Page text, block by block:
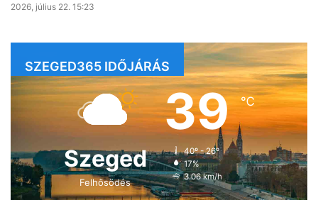
2026, július 22. 15:23
SZEGED365 IDŐJÁRÁS
Szeged
Felhősödés
39℃
40º - 26º
17%
3.06 km/h